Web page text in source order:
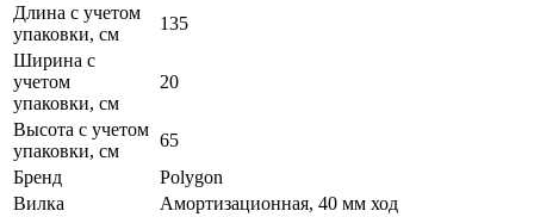
Длина с учетом
упаковки, см
135
Ширина с
учетом
упаковки, см
20
Высота с учетом
упаковки, см
65
Бренд
Polygon
Вилка
Амортизационная, 40 мм ход